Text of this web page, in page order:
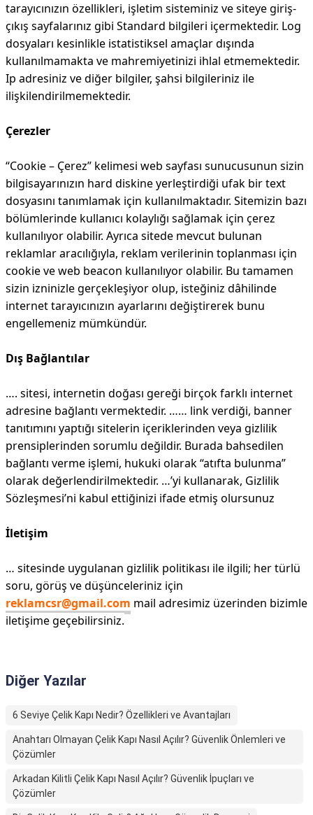
tarayıcınızın özellikleri, işletim sisteminiz ve siteye giriş-
çıkış sayfalarınız gibi Standard bilgileri içermektedir. Log
dosyaları kesinlikle istatistiksel amaçlar dışında
kullanılmamakta ve mahremiyetinizi ihlal etmemektedir.
Ip adresiniz ve diğer bilgiler, şahsi bilgileriniz ile
ilişkilendirilmemektedir.
Çerezler
“Cookie – Çerez” kelimesi web sayfası sunucusunun sizin
bilgisayarınızın hard diskine yerleştirdiği ufak bir text
dosyasını tanımlamak için kullanılmaktadır. Sitemizin bazı
bölümlerinde kullanıcı kolaylığı sağlamak için çerez
kullanılıyor olabilir. Ayrıca sitede mevcut bulunan
reklamlar aracılığıyla, reklam verilerinin toplanması için
cookie ve web beacon kullanılıyor olabilir. Bu tamamen
sizin izninizle gerçekleşiyor olup, isteğiniz dâhilinde
internet tarayıcınızın ayarlarını değiştirerek bunu
engellemeniz mümkündür.
Dış Bağlantılar
…. sitesi, internetin doğası gereği birçok farklı internet
adresine bağlantı vermektedir. …… link verdiği, banner
tanıtımını yaptığı sitelerin içeriklerinden veya gizlilik
prensiplerinden sorumlu değildir. Burada bahsedilen
bağlantı verme işlemi, hukuki olarak “atıfta bulunma”
olarak değerlendirilmektedir. …’yi kullanarak, Gizlilik
Sözleşmesi’ni kabul ettiğinizi ifade etmiş olursunuz
İletişim
… sitesinde uygulanan gizlilik politikası ile ilgili; her türlü
soru, görüş ve düşünceleriniz için
reklamcsr@gmail.com mail adresimiz üzerinden bizimle
iletişime geçebilirsiniz.
Diğer Yazılar
6 Seviye Çelik Kapı Nedir? Özellikleri ve Avantajları
Anahtarı Olmayan Çelik Kapı Nasıl Açılır? Güvenlik Önlemleri ve
Çözümler
Arkadan Kilitli Çelik Kapı Nasıl Açılır? Güvenlik İpuçları ve
Çözümler